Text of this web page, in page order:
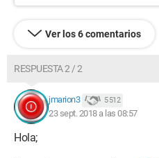
Ver los 6 comentarios
RESPUESTA 2 / 2
jmarion3 5 512
23 sept. 2018 a las 08:57
Hola;